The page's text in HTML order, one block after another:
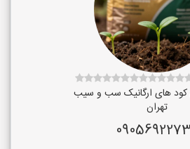
کود های ارگانیک سب و سیب
تهران